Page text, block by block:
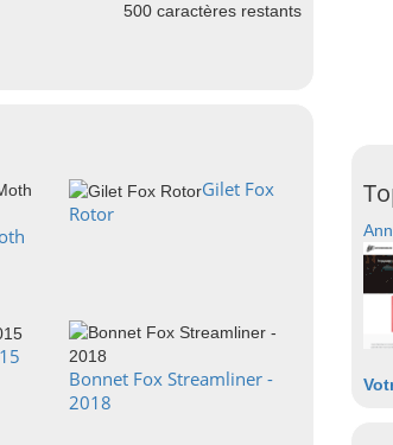
500 caractères restants
Gilet Fox
Rotor
Bonnet Fox Streamliner -
2018